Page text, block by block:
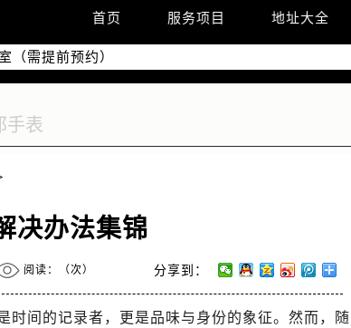
首页 服务项目 地址大全
11层1102室（需提前预约）
2603室（需提前预约）
（需提前预约）
8层806室（需提前预约）
层1008室（需提前预约）
层1803室（需提前预约）
华润万象城）17层1706室（需提前预约）
层2009室（需提前预约）
22楼2209室（需提前预约）
决办法集锦
阅读：（次） 分享到：
时间的记录者，更是品味与身份的象征。然而，随